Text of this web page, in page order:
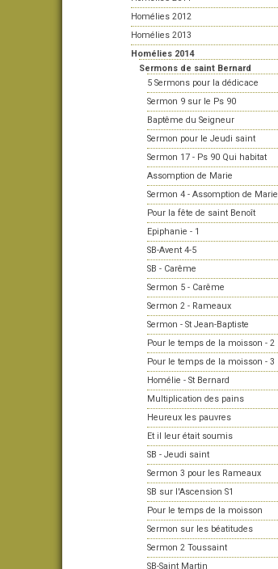
Homélies 2012
Homélies 2013
Homélies 2014
Sermons de saint Bernard
5 Sermons pour la dédicace
Sermon 9 sur le Ps 90
Baptême du Seigneur
Sermon pour le Jeudi saint
Sermon 17 - Ps 90 Qui habitat
Assomption de Marie
Sermon 4 - Assomption de Marie
Pour la fête de saint Benoît
Epiphanie - 1
SB-Avent 4-5
SB - Carême
Sermon 5 - Carême
Sermon 2 - Rameaux
Sermon - St Jean-Baptiste
Pour le temps de la moisson - 2
Pour le temps de la moisson - 3
Homélie - St Bernard
Multiplication des pains
Heureux les pauvres
Et il leur était soumis
SB - Jeudi saint
Sermon 3 pour les Rameaux
SB sur l'Ascension S1
Pour le temps de la moisson
Sermon sur les béatitudes
Sermon 2 Toussaint
SB-Saint Martin